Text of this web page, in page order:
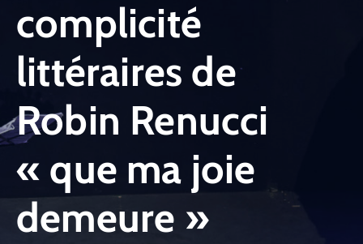
SOLIDARITÉS
ÉCONOMIE
ANIMATION
CULTURE
SPORTS
complicité
littéraires de
Robin Renucci
« que ma joie
demeure »